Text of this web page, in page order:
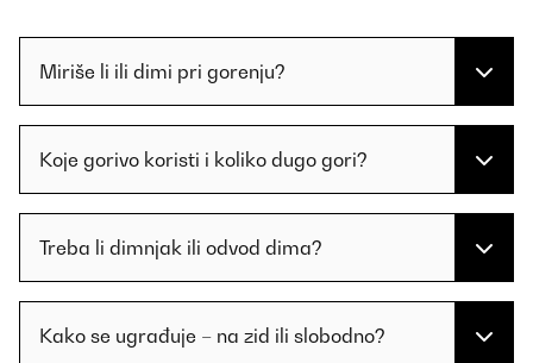
Miriše li ili dimi pri gorenju?
Koje gorivo koristi i koliko dugo gori?
Treba li dimnjak ili odvod dima?
Kako se ugrađuje – na zid ili slobodno?